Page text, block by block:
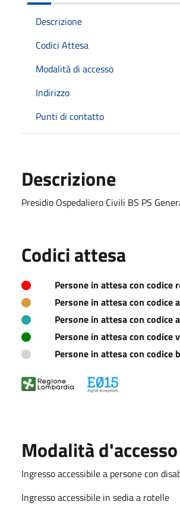
Descrizione
Codici Attesa
Modalità di accesso
Indirizzo
Punti di contatto
Descrizione
Presidio Ospedaliero Civili BS PS
Codici attesa
Persone in attesa con codice
Persone in attesa con codice
Persone in attesa con codice
Persone in attesa con codice
Persone in attesa con codice
Modalità d'accesso
Ingresso accessibile a persone con
Ingresso accessibile in sedia a rotelle